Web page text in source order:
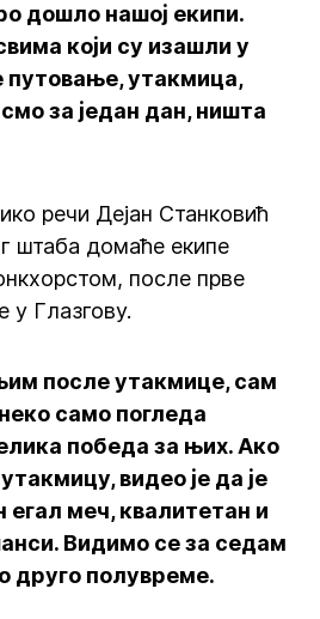
дошло нашој екипи.
који су изашли у
путовање, утакмица,
за један дан, ништа
речи Дејан Станковић
штаба домаће екипе
после прве
у Глазгову.
после утакмице, сам
само погледа
победа за њих. Ако
видео је да је
егал меч, квалитетан и
Видимо се за седам
друго полувреме.